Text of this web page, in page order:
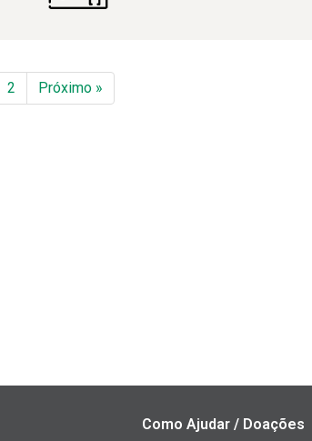
2 Próximo »
Como Ajudar / Doações